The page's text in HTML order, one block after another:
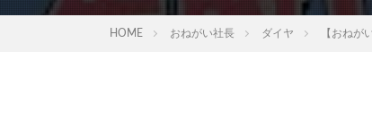
HOME おねがい社長 ダイヤ 【おねが